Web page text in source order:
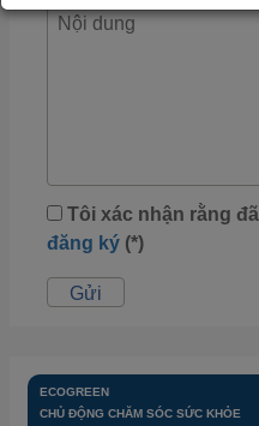
Tôi xác nhận rằng
đăng ký (*)
ECOGREEN
-CHỦ ĐỘNG CHĂM SÓC SỨC KHỎE